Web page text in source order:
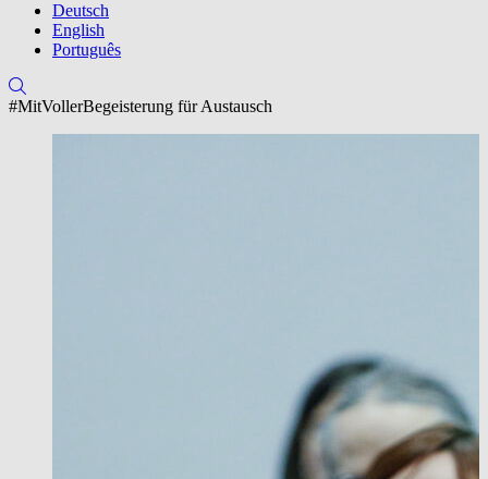
Deutsch
English
Português
#MitVollerBegeisterung für Austausch